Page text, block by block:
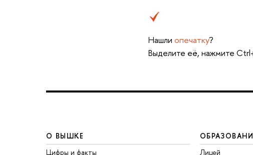
Нашли опечатку?
Выделите её, нажмите
О ВЫШКЕ
Цифры и факты
Лицей